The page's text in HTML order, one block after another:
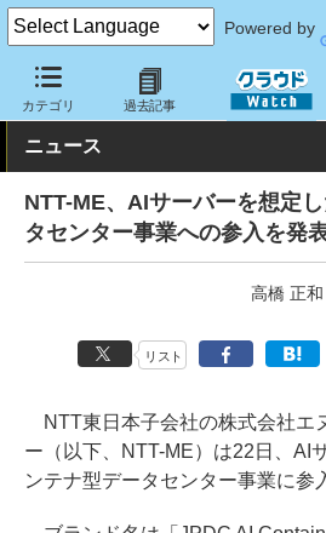
Powered by
カテゴリ 過去記事
クラウド Watch ハード・インフラ
ニュース
NTT-ME、AIサーバーを想定
タセンター事業への参入を発
高橋 正和
リスト
NTT東日本子会社の株式会社エ
ー（以下、NTT-ME）は22日、AI
ンテナ型データセンター事業に参